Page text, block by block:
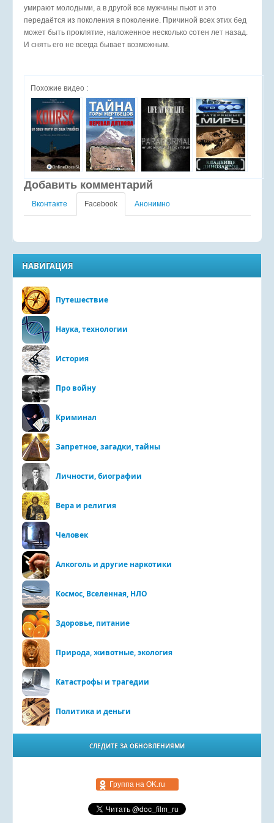
умирают молодыми, а в другой все мужчины пьют и это
передаётся из поколения в поколение. Причиной всех этих бед
может быть проклятие, наложенное несколько сотен лет назад.
И снять его не всегда бывает возможным.
Похожие видео :
Добавить комментарий
Вконтакте Facebook Анонимно
НАВИГАЦИЯ
Путешествие
Наука, технологии
История
Про войну
Криминал
Запретное, загадки, тайны
Личности, биографии
Вера и религия
Человек
Алкоголь и другие наркотики
Космос, Вселенная, НЛО
Здоровье, питание
Природа, животные, экология
Катастрофы и трагедии
Политика и деньги
СЛЕДИТЕ ЗА ОБНОВЛЕНИЯМИ
Группа на OK.ru